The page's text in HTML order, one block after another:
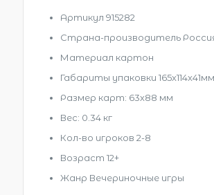
Артикул 915282
Страна-производитель
Материал картон
Габариты упаковки 165х114х41мм
Размер карт: 63х88 мм
Вес: 0.34 кг
Кол-во игроков 2-8
Возраст 12+
Жанр Вечериночные игры